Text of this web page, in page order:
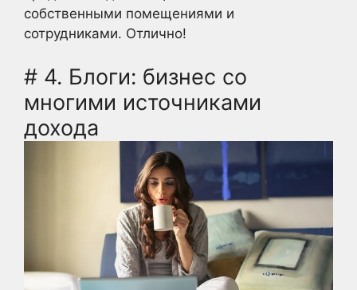
собственными помещениями и
сотрудниками. Отлично!
# 4. Блоги: бизнес со
многими источниками
дохода